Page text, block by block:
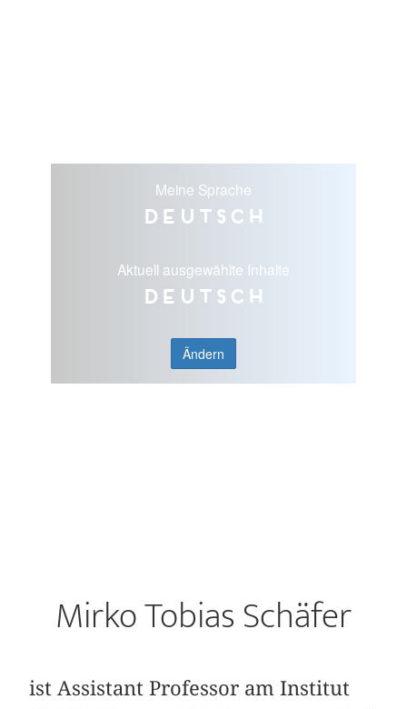
Meine Sprache
Deutsch
Aktuell ausgewählte Inhalte
Deutsch
Ändern
Mirko Tobias Schäfer
ist Assistant Professor am Institut